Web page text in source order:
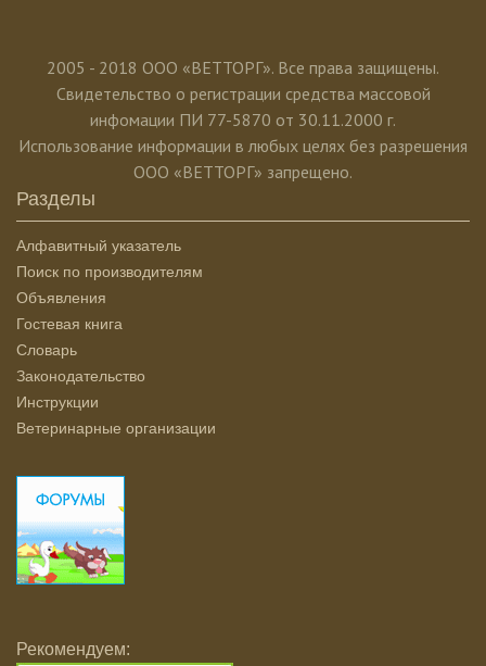
2005 - 2018 ООО «ВЕТТОРГ». Все права защищены.
Свидетельство о регистрации средства массовой
инфомации ПИ 77-5870 от 30.11.2000 г.
Использование информации в любых целях без разрешения
ООО «ВЕТТОРГ» запрещено.
Разделы
Алфавитный указатель
Поиск по производителям
Объявления
Гостевая книга
Словарь
Законодательство
Инструкции
Ветеринарные организации
Рекомендуем: